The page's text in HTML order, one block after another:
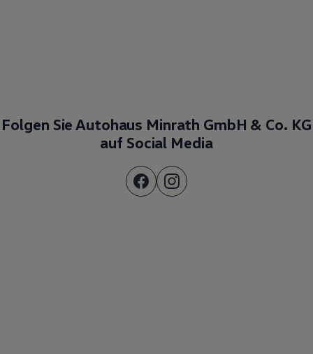
Folgen Sie Autohaus Minrath GmbH & Co. KG
auf Social Media